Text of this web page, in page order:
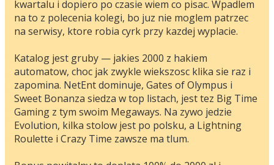
kwartalu i dopiero po czasie wiem co pisac. Wpadlem
na to z polecenia kolegi, bo juz nie moglem patrzec
na serwisy, ktore robia cyrk przy kazdej wyplacie.
Katalog jest gruby — jakies 2000 z hakiem
automatow, choc jak zwykle wiekszosc klika sie raz i
zapomina. NetEnt dominuje, Gates of Olympus i
Sweet Bonanza siedza w top listach, jest tez Big Time
Gaming z tym swoim Megaways. Na zywo jedzie
Evolution, kilka stolow jest po polsku, a Lightning
Roulette i Crazy Time zawsze ma tlum.